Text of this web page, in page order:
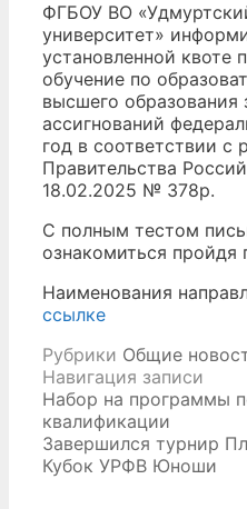
ФГБОУ ВО
университет»
установленной квоте
обучение по
высшего
ассигнований
год в соответствии с
Правительства
18.02.2025 № 378р.
С полным тестом
ознакомиться пройдя
Наименования
ссылке
Рубрики Общие
Навигация записи
Набор на программы
квалификации
Завершился турнир
Кубок УРФВ Юноши